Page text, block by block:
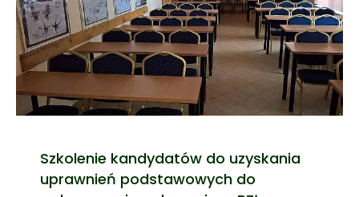
Szkolenie kandydatów do uzyskania
uprawnień podstawowych do